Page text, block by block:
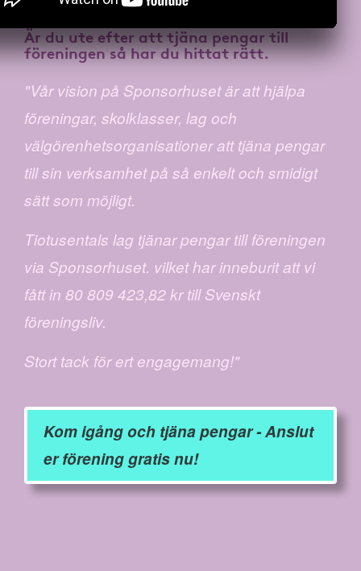
Är du ute efter atttjäna pengar till
föreningenså har du hittat rätt.
"Vår vision på Sponsorhuset är att hjälpa
föreningar, skolklasser, lag och
välgörenhetsorganisationer att tjäna pengar
till sin verksamhet på så enkelt och smidigt
sätt som möjligt.
Tiotusentals lag tjänar pengar till föreningen
via Sponsorhuset. vilket har inneburit att vi
fått in 80 809 423,82 kr till Svenskt
föreningsliv.
Stort tack för ert engagemang!"
Kom igång och tjäna pengar - Anslut
er förening gratis nu!